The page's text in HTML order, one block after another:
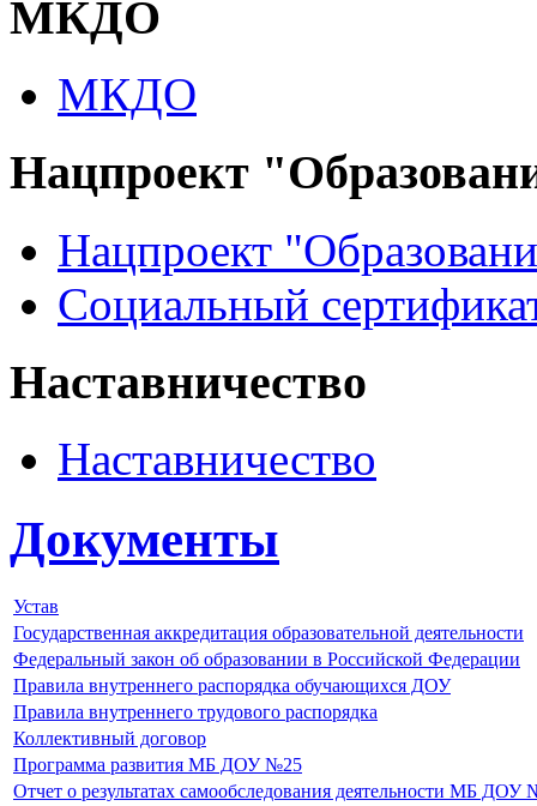
МКДО
МКДО
Нацпроект
Нацпроект
Социальный
Наставничество
Наставничество
Документы
Устав
Государственная аккредитация образовательной деятельности
Федеральный закон об образовании в Российской Федерации
Правила внутреннего распорядка обучающихся ДОУ
Правила внутреннего трудового распорядка
Коллективный договор
Программа развития МБ ДОУ №25
Отчет о результатах самообследования деятельности МБ ДОУ